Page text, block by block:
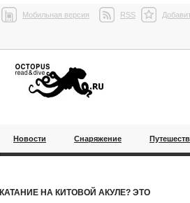
Мобильная версия RSS
Новости Снаряжение
КАТАНИЕ НА КИТОВОЙ АКУЛЕ? ЭТО